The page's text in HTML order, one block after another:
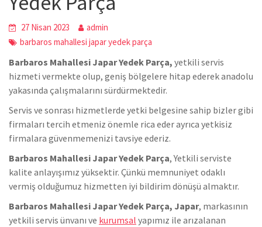
27 Nisan 2023
admin
barbaros mahallesi japar yedek parça
Barbaros Mahallesi Japar Yedek Parça, yetkili servis
hizmeti vermekte olup, geniş bölgelere hitap ederek anadolu
yakasında çalışmalarını sürdürmektedir.
Servis ve sonrası hizmetlerde yetki belgesine sahip bizler gibi
firmaları tercih etmeniz önemle rica eder ayrıca yetkisiz
firmalara güvenmemenizi tavsiye ederiz.
Barbaros Mahallesi Japar Yedek Parça, Yetkili serviste
kalite anlayışımız yüksektir. Çünkü memnuniyet odaklı
vermiş olduğumuz hizmetten iyi bildirim dönüşü almaktır.
Barbaros Mahallesi Japar Yedek Parça, Japar, markasının
yetkili servis ünvanı ve kurumsal yapımız ile arızalanan